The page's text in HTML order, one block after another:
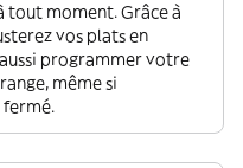
tout moment. Grâce à
vos plats en
programmer votre
même si